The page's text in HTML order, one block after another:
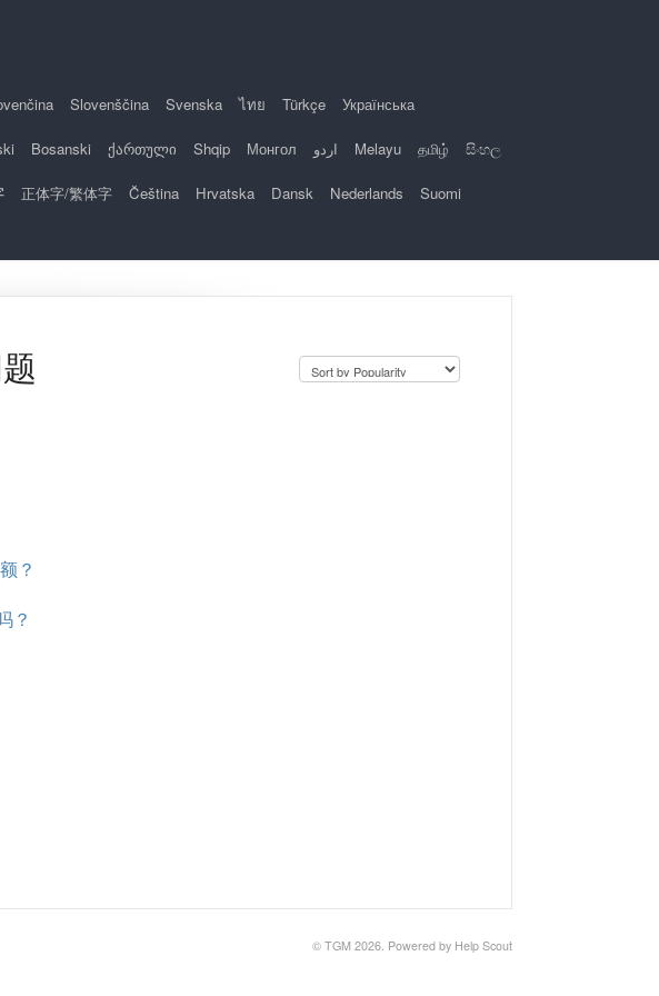
Slovenščina Svenska ไทย Türkçe Українська
Bosanski ქართული Shqip Монгол اردو Melayu தமிழ் සිංහල
正体字/繁体字 Čeština Hrvatska Dansk Nederlands Suomi
？
？
© TGM 2026. Powered by Help Scout